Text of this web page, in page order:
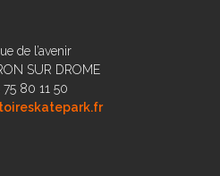
de l’avenir
SUR DROME
80 11 50